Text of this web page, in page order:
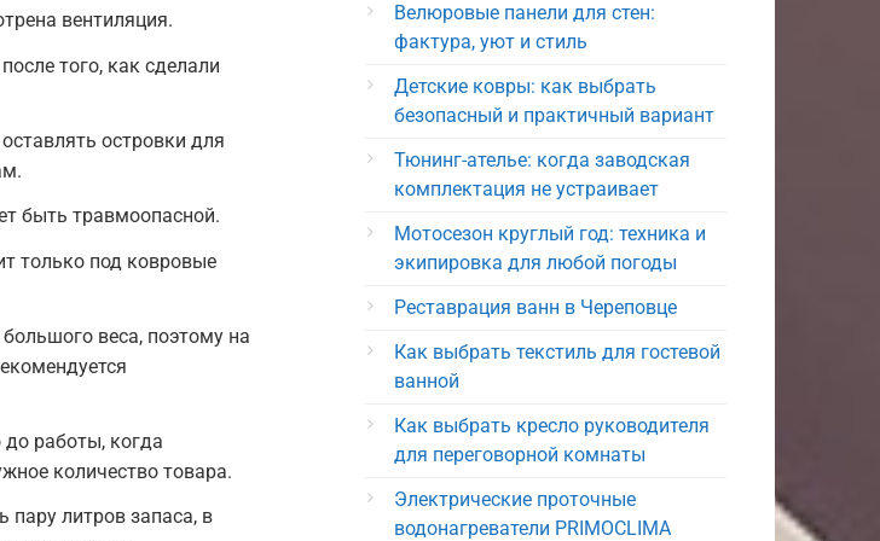
вентиляция.
того, как сделали
островки для
быть травмоопасной.
только под ковровые
веса, поэтому на
работы, когда
количество товара.
пару литров запаса, в
Велюровые панели для стен:
фактура, уют и стиль
Детские ковры: как выбрать
безопасный и практичный вариант
Тюнинг-ателье: когда заводская
комплектация не устраивает
Мотосезон круглый год: техника и
экипировка для любой погоды
Реставрация ванн в Череповце
Как выбрать текстиль для гостевой
ванной
Как выбрать кресло руководителя
для переговорной комнаты
Электрические проточные
водонагреватели PRIMOCLIMA